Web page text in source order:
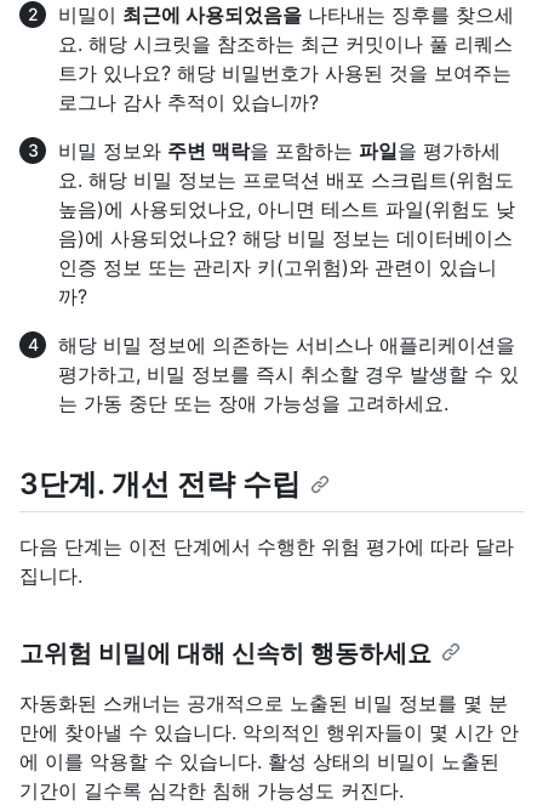
비밀이 최근에 사용되었음을 나타내는 징후를 찾으세
요. 해당 시크릿을 참조하는 최근 커밋이나 풀 리퀘스
트가 있나요? 해당 비밀번호가 사용된 것을 보여주는
로그나 감사 추적이 있습니까?
비밀 정보와 주변 맥락을 포함하는 파일을 평가하세
요. 해당 비밀 정보는 프로덕션 배포 스크립트(위험도
높음)에 사용되었나요, 아니면 테스트 파일(위험도 낮
음)에 사용되었나요? 해당 비밀 정보는 데이터베이스
인증 정보 또는 관리자 키(고위험)와 관련이 있습니
까?
해당 비밀 정보에 의존하는 서비스나 애플리케이션을
평가하고, 비밀 정보를 즉시 취소할 경우 발생할 수 있
는 가동 중단 또는 장애 가능성을 고려하세요.
3단계. 개선 전략 수립
다음 단계는 이전 단계에서 수행한 위험 평가에 따라 달라
집니다.
고위험 비밀에 대해 신속히 행동하세요
자동화된 스캐너는 공개적으로 노출된 비밀 정보를 몇 분
만에 찾아낼 수 있습니다. 악의적인 행위자들이 몇 시간 안
에 이를 악용할 수 있습니다. 활성 상태의 비밀이 노출된
기간이 길수록 심각한 침해 가능성도 커진다.